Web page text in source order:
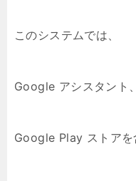
このシステムでは、
Google アシスタント
Google Play ストアを